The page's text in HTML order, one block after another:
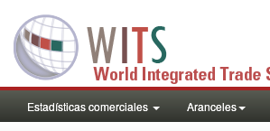
Estadísticas comerciales Aranceles